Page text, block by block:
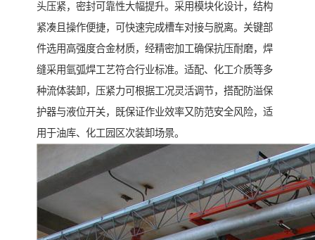
头压紧，密封可靠性大幅提升。采用模块化设计，结构
紧凑且操作便捷，可快速完成槽车对接与脱离。关键部
件选用高强度合金材质，经精密加工确保抗压耐磨，焊
缝采用氩弧焊工艺符合行业标准。适配、化工介质等多
种流体装卸，压紧力可根据工况灵活调节，搭配防溢保
护器与液位开关，既保证作业效率又防范安全风险，适
用于油库、化工园区次装卸场景。